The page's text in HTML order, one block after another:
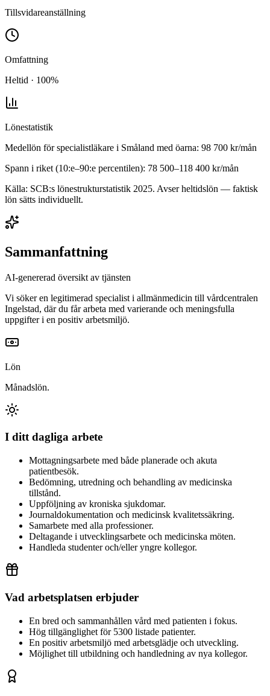
Tillsvidareanställning
Omfattning
Heltid · 100%
Lönestatistik
Medellön förspecialistläkare i Småland med öarna: 98 700 kr/mån
Spann i riket (10:e–90:e percentilen): 78 500–118 400 kr/mån
Källa: SCB:s lönestrukturstatistik 2025. Avser heltidslön — faktisk
lön sätts individuellt.
Sammanfattning
AI-genererad översikt av tjänsten
Vi söker en legitimerad specialist i allmänmedicin till vårdcentralen
Ingelstad, där du får arbeta med varierande och meningsfulla
uppgifter i en positiv arbetsmiljö.
Lön
Månadslön.
I ditt dagliga arbete
Mottagningsarbete med både planerade och akuta
patientbesök.
Bedömning, utredning och behandling av medicinska
tillstånd.
Uppföljning av kroniska sjukdomar.
Journaldokumentation och medicinsk kvalitetssäkring.
Samarbete med alla professioner.
Deltagande i utvecklingsarbete och medicinska möten.
Handleda studenter och/eller yngre kollegor.
Vad arbetsplatsen erbjuder
En bred och sammanhållen vård med patienten i fokus.
Hög tillgänglighet för 5300 listade patienter.
En positiv arbetsmiljö med arbetsglädje och utveckling.
Möjlighet till utbildning och handledning av nya kollegor.